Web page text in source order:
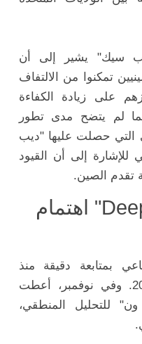
سيك" يشير إلى أن
تمكنوا من الالتفاف
على زيادة الكفاءة
لم يتضح مدى تطور
التي حصلت عليها "ديب
إلى أن القيود
تقدم الصين.
متى أثارت "DeepSeek" اهتمام
بمتابعة دقيقة منذ
إطلاق نموذجها الأول في 2023. وفي نوفمبر، أعطت
للتحليل المنطقي،